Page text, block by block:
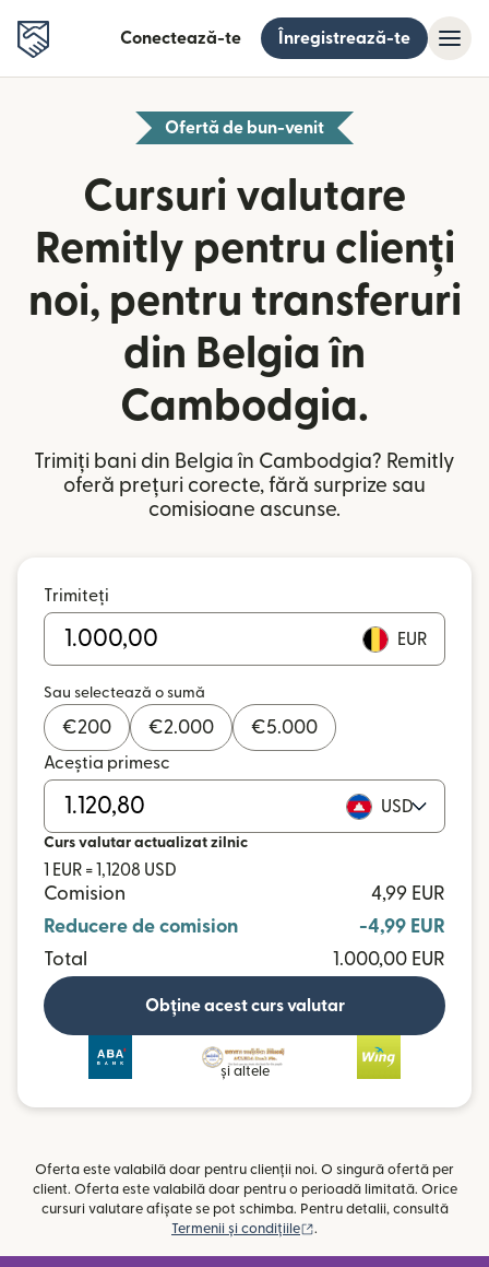
Conectează-te Înregistrează-te
Ofertă de bun-venit
Cursuri valutare
Remitly pentru clienți
noi, pentru transferuri
din Belgia în
Cambodgia.
Trimiți bani din Belgia în Cambodgia? Remitly
oferă prețuri corecte, fără surprize sau
comisioane ascunse.
Trimiteți
EUR
Sau selectează o sumă
€200 €2.000 €5.000
Aceștia primesc
USD
Curs valutar actualizat zilnic
1 EUR = 1,1208 USD
Comision
4,99 EUR
Reducere de comision
-4,99 EUR
Total
1.000,00 EUR
Obține acest curs valutar
și altele
Oferta este valabilă doar pentru clienții noi. O singură ofertă per
client. Oferta este valabilă doar pentru o perioadă limitată. Orice
cursuri valutare afișate se pot schimba. Pentru detalii, consultă
Termenii și condițiile
.